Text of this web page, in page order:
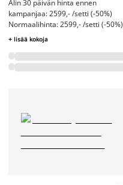
Alin 30 päivän hinta ennen
kampanjaa: 2599,- /setti (-50%)
Normaalihinta: 2599,- /setti (-50%)
+ lisää kokoja